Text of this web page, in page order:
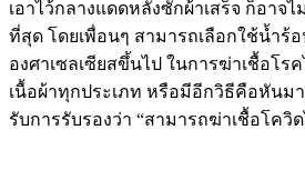
เอาไว้กลางแดดหลังซักผ้าเสร็จ ก็อาจ
ที่สุด โดยเพื่อนๆ สามารถเลือกใช้น้ำ
องศาเซลเซียสขึ้นไป ในการฆ่าเชื้อโร
เนื้อผ้าทุกประเภท หรือมีอีกวิธีคือหันม
รับการรับรองว่า “สามารถฆ่าเชื้อโควิด